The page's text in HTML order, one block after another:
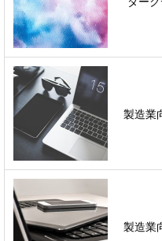
製造業
製造業